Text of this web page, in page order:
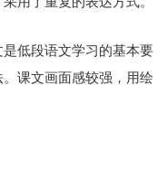
低段语文学习的基本要
课文画面感较强，用绘